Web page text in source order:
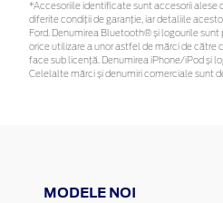
*Accesoriile identificate sunt accesorii alese
diferite condiții de garanție, iar detaliile
Ford. Denumirea Bluetooth® și logourile sunt
orice utilizare a unor astfel de mărci de către
face sub licență. Denumirea iPhone/iPod și
Celelalte mărci și denumiri comerciale sunt
MODELE NOI